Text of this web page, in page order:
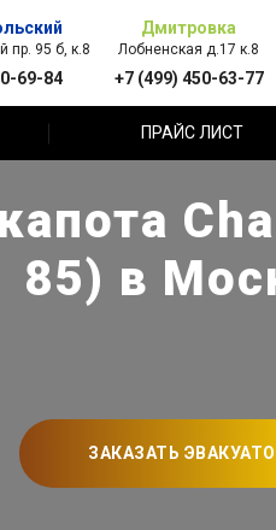
пр. 95 б, к.8
69-84
Дмитровка
Лобненская д.17 к.8
+7 (499) 450-63-77
ПРАЙС ЛИСТ
85) в
ЗАКАЗАТЬ